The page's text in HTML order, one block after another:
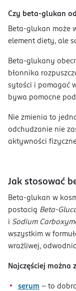
Czy beta-glukan
Beta-glukan może
element diety, ale
Beta-glukany
błonnika
sytości i pomagać
bywa pomocne
Nie zmienia to
odchudzanie nie
aktywności
Jak stosować
Beta-glukan w
postacią Beta-
i Sodium
wszystkim w
wrażliwej,
Najczęściej
serum – to